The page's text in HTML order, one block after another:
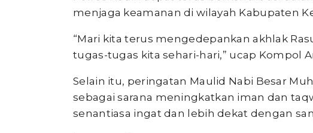
menjaga keamanan di wilayah Kabupaten
“Mari kita terus mengedepankan akhlak
tugas-tugas kita sehari-hari,” ucap Kompol
Selain itu, peringatan Maulid Nabi Besar
sebagai sarana meningkatkan iman dan
senantiasa ingat dan lebih dekat dengan